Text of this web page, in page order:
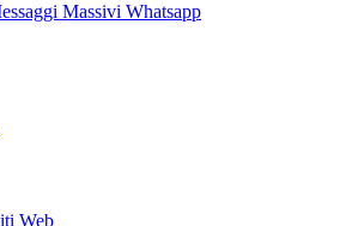
Massivi Whatsapp
Web